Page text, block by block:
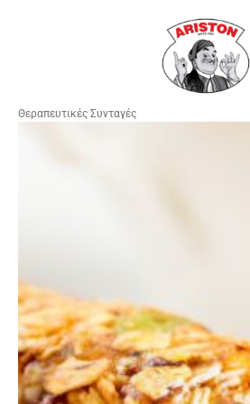
Θεραπευτικές Συνταγές